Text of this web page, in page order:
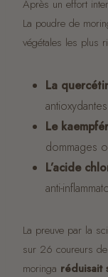
Après un effort
La poudre de
végétales les plus
La
Le
dommages
L’acide
anti-
La preuve par la
sur 26 coureurs de
moringa réduisait